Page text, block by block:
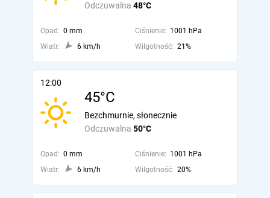
Odczuwalna 48°C
Opad: 0 mm Ciśnienie: 1001 hPa
Wiatr:
6 km/h Wilgotność: 21%
12:00
45°C
Odczuwalna 50°C
Bezchmurnie, słonecznie
Opad: 0 mm Ciśnienie: 1001 hPa
Wiatr:
6 km/h Wilgotność: 20%